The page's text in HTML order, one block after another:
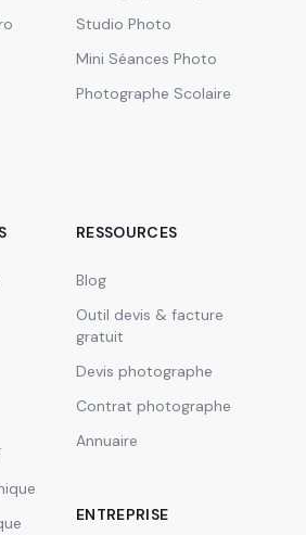
Studio Photo
Mini Séances Photo
Photographe Scolaire
RESSOURCES
Blog
Outil devis & facture
gratuit
Devis photographe
Contrat photographe
Annuaire
ENTREPRISE